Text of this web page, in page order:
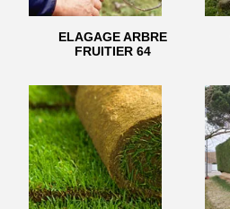
ELAGAGE ARBRE
FRUITIER 64